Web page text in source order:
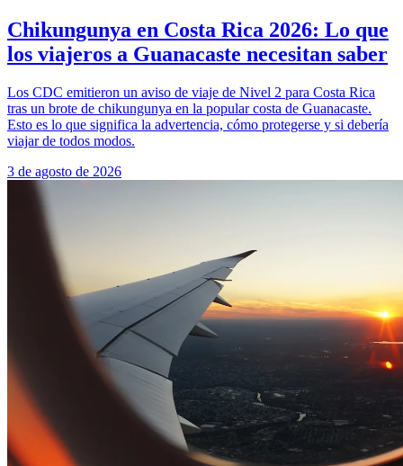
Chikungunya en Costa Rica 2026: Lo que
los viajeros a Guanacaste necesitan saber
Los CDC emitieron un aviso de viaje de Nivel 2 para Costa Rica
tras un brote de chikungunya en la popular costa de Guanacaste.
Esto es lo que significa la advertencia, cómo protegerse y si debería
viajar de todos modos.
3 de agosto de 2026